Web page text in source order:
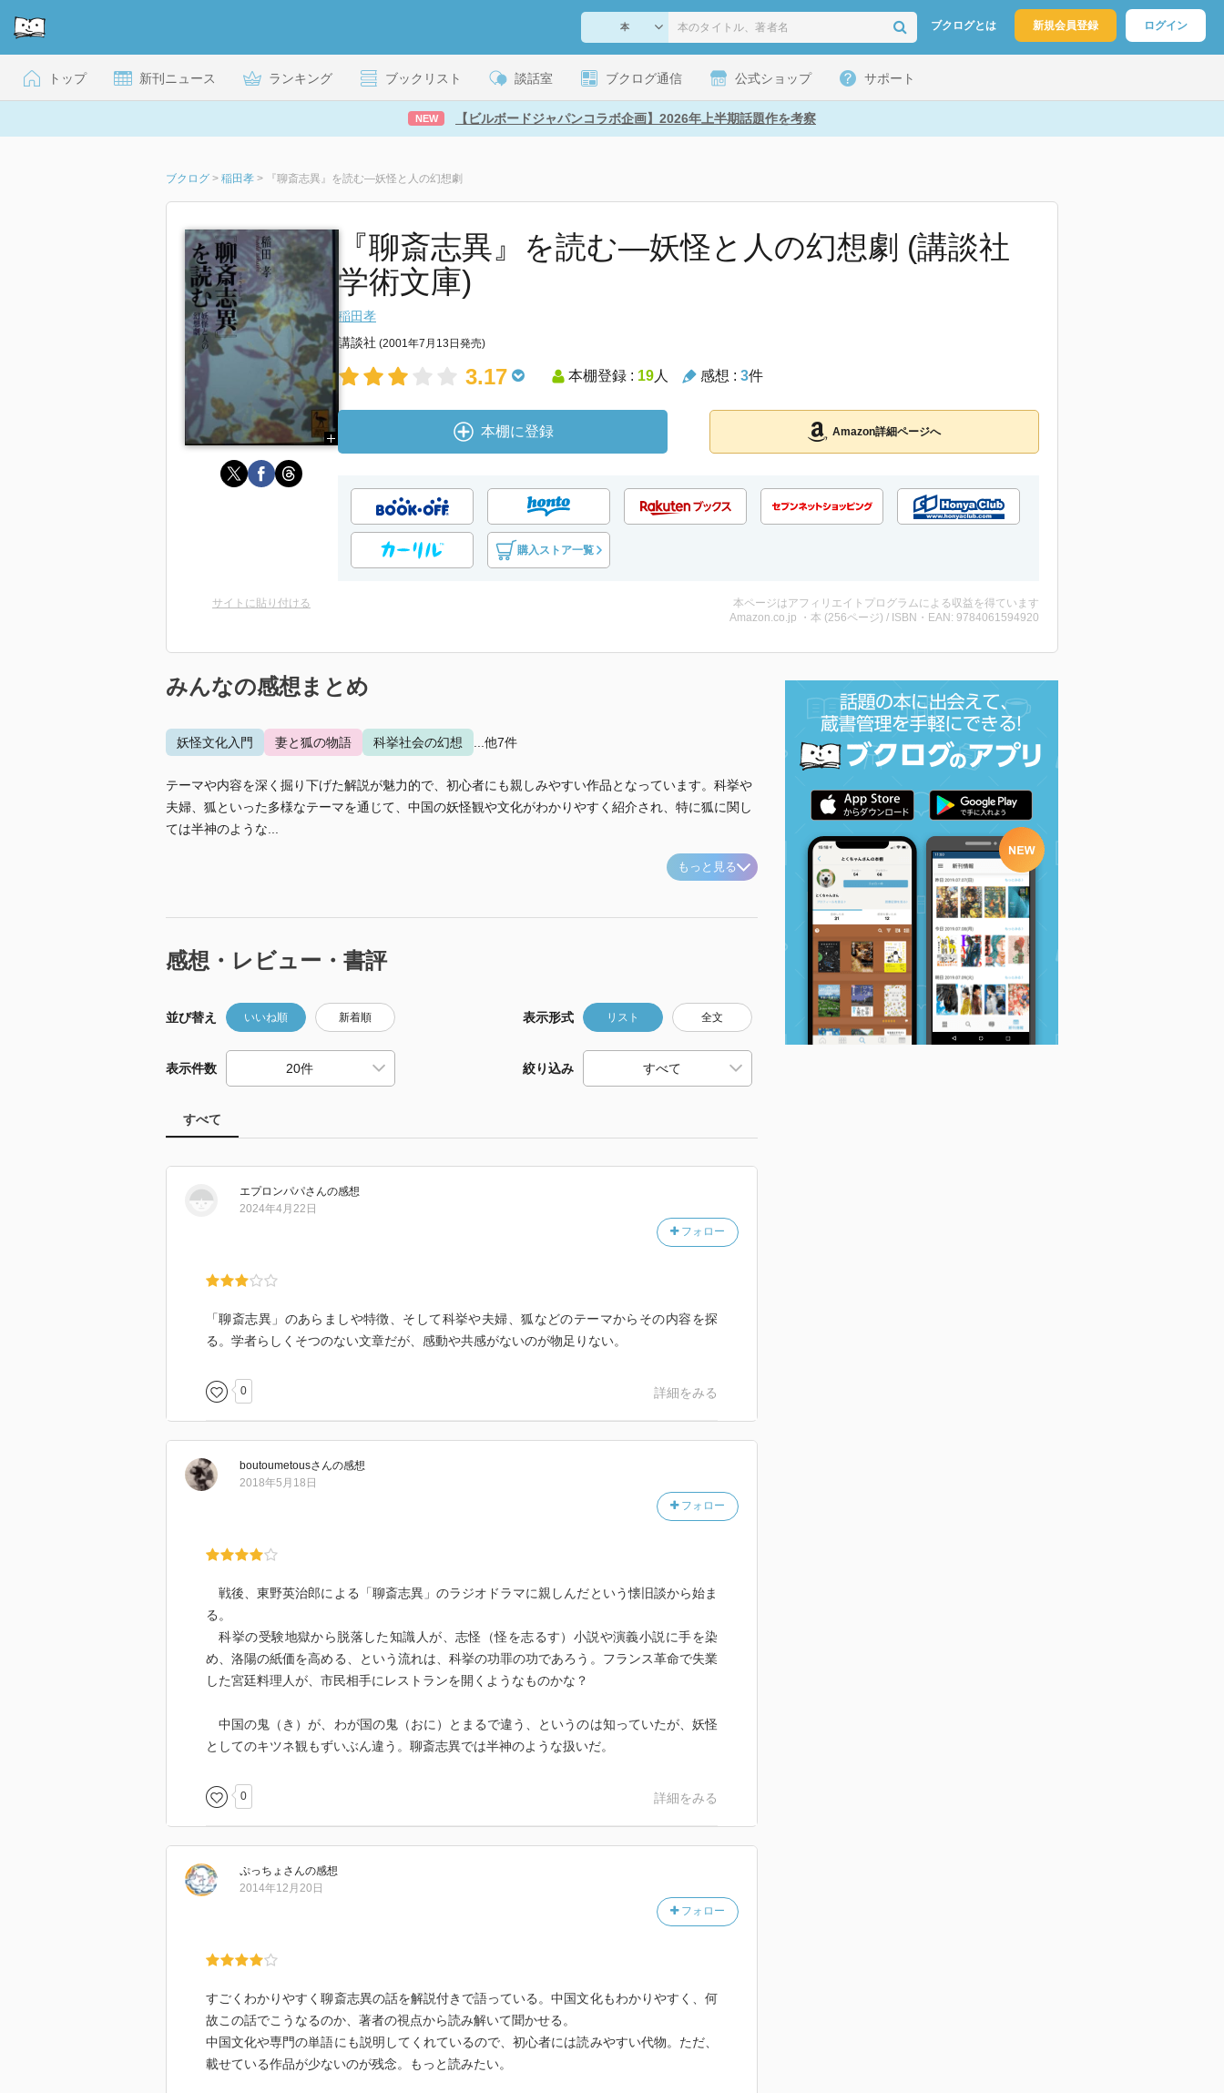
ブクログとは 新規会員登録 ログイン
トップ 新刊ニュース ランキング ブックリスト 談話室 ブクログ通信 公式ショップ サポート
NEW 【ビルボードジャパンコラボ企画】2026年上半期話題作を考察
ブクログ > 稲田孝 > 『聊斎志異』を読む―妖怪と人の幻想劇
『聊斎志異』を読む―妖怪と人の幻想劇 (講談社
学術文庫)
稲田孝
講談社 (2001年7月13日発売)
3.17 本棚登録 : 19人 感想 : 3件
本棚に登録 Amazon詳細ページへ
購入ストア一覧
サイトに貼り付ける
本ページはアフィリエイトプログラムによる収益を得ています
Amazon.co.jp ・本 (256ページ) / ISBN・EAN: 9784061594920
みんなの感想まとめ
妖怪文化入門 妻と狐の物語 科挙社会の幻想 ...他7件
テーマや内容を深く掘り下げた解説が魅力的で、初心者にも親しみやすい作品となっています。科挙や
夫婦、狐といった多様なテーマを通じて、中国の妖怪観や文化がわかりやすく紹介され、特に狐に関し
ては半神のような...
もっと見る
感想・レビュー・書評
並び替え いいね順 新着順 表示形式 リスト 全文
表示件数 絞り込み
すべて
エプロンパパさんの感想
フォロー
2024年4月22日
「聊斎志異」のあらましや特徴、そして科挙や夫婦、狐などのテーマからその内容を探
る。学者らしくそつのない文章だが、感動や共感がないのが物足りない。
0 詳細をみる
boutoumetousさんの感想
フォロー
2018年5月18日
戦後、東野英治郎による「聊斎志異」のラジオドラマに親しんだという懐旧談から始ま
る。
科挙の受験地獄から脱落した知識人が、志怪（怪を志るす）小説や演義小説に手を染
め、洛陽の紙価を高める、という流れは、科挙の功罪の功であろう。フランス革命で失業
した宮廷料理人が、市民相手にレストランを開くようなものかな？
中国の鬼（き）が、わが国の鬼（おに）とまるで違う、というのは知っていたが、妖怪
としてのキツネ観もずいぶん違う。聊斎志異では半神のような扱いだ。
0 詳細をみる
ぷっちょ さんの感想
フォロー
2014年12月20日
すごくわかりやすく聊斎志異の話を解説付きで語っている。中国文化もわかりやすく、何
故この話でこうなるのか、著者の視点から読み解いて聞かせる。
中国文化や専門の単語にも説明してくれているので、初心者には読みやすい代物。ただ、
載せている作品が少ないのが残念。もっと読みたい。